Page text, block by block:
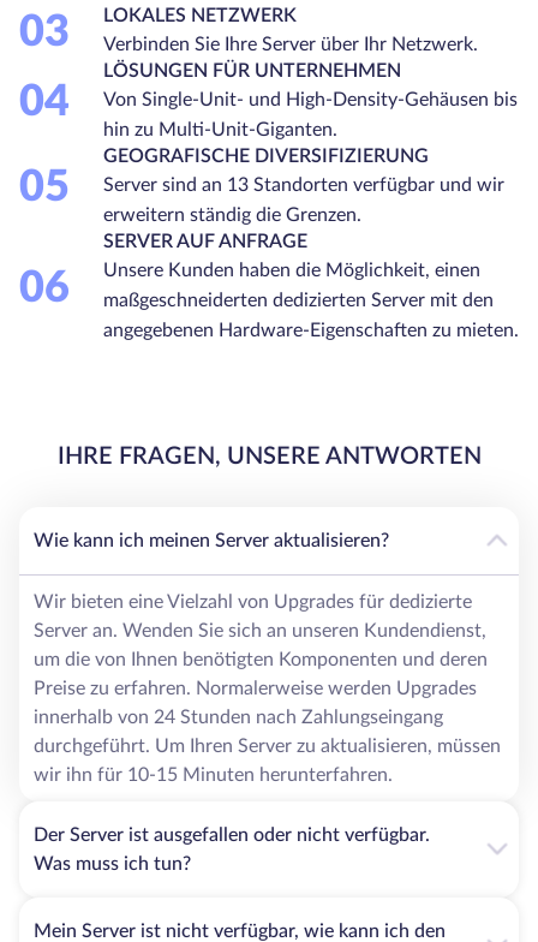
03
LOKALES NETZWERK
Verbinden Sie Ihre Server über Ihr Netzwerk.
04
LÖSUNGEN FÜR UNTERNEHMEN
Von Single-Unit- und High-Density-Gehäusen bis
hin zu Multi-Unit-Giganten.
05
GEOGRAFISCHE DIVERSIFIZIERUNG
Server sind an 13 Standorten verfügbar und wir
erweitern ständig die Grenzen.
06
SERVER AUF ANFRAGE
Unsere Kunden haben die Möglichkeit, einen
maßgeschneiderten dedizierten Server mit den
angegebenen Hardware-Eigenschaften zu mieten.
IHRE FRAGEN, UNSERE ANTWORTEN
Wie kann ich meinen Server aktualisieren?
Wir bieten eine Vielzahl von Upgrades für dedizierte
Server an. Wenden Sie sich an unseren Kundendienst,
um die von Ihnen benötigten Komponenten und deren
Preise zu erfahren. Normalerweise werden Upgrades
innerhalb von 24 Stunden nach Zahlungseingang
durchgeführt. Um Ihren Server zu aktualisieren, müssen
wir ihn für 10-15 Minuten herunterfahren.
Der Server ist ausgefallen oder nicht verfügbar.
Was muss ich tun?
Mein Server ist nicht verfügbar, wie kann ich den